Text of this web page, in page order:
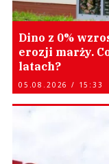
Dino z 0%
erozji marży.
latach?
05.08.2026 / 15:33